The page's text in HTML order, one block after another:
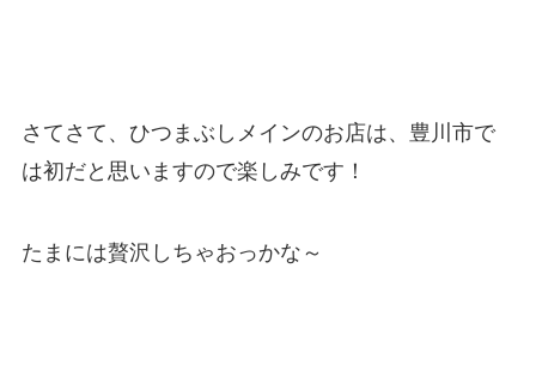
さてさて、ひつまぶしメインのお店は、豊川市で
は初だと思いますので楽しみです！
たまには贅沢しちゃおっかな～